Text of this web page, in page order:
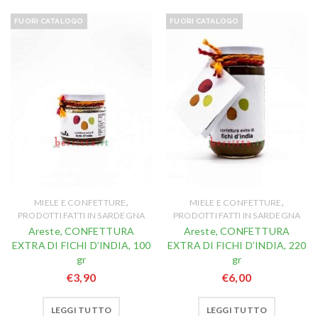
FUORI CATALOGO
MIELE E CONFETTURE,
PRODOTTI FATTI IN SARDEGNA
Areste, CONFETTURA
EXTRA DI FICHI D’INDIA, 100
gr
€3,90
LEGGI TUTTO
FUORI CATALOGO
MIELE E CONFETTURE,
PRODOTTI FATTI IN SARDEGNA
Areste, CONFETTURA
EXTRA DI FICHI D’INDIA, 220
gr
€6,00
LEGGI TUTTO